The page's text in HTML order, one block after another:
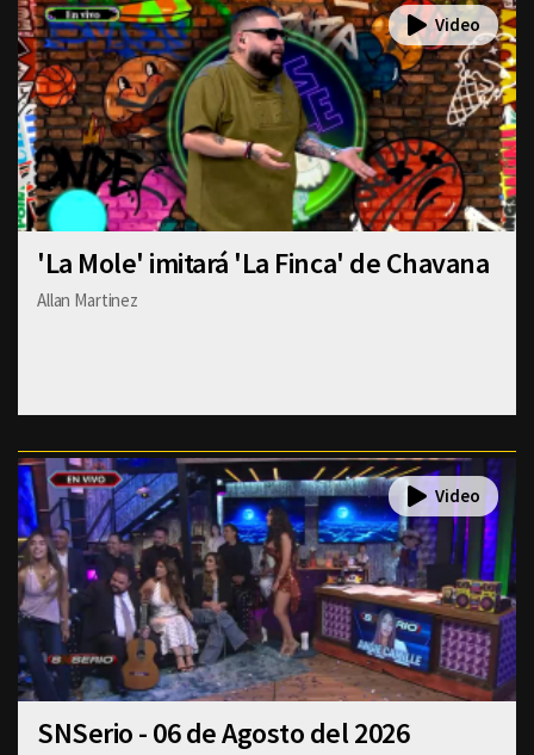
'La Mole' imitará 'La Finca' de Chavana
Allan Martinez
SNSerio - 06 de Agosto del 2026